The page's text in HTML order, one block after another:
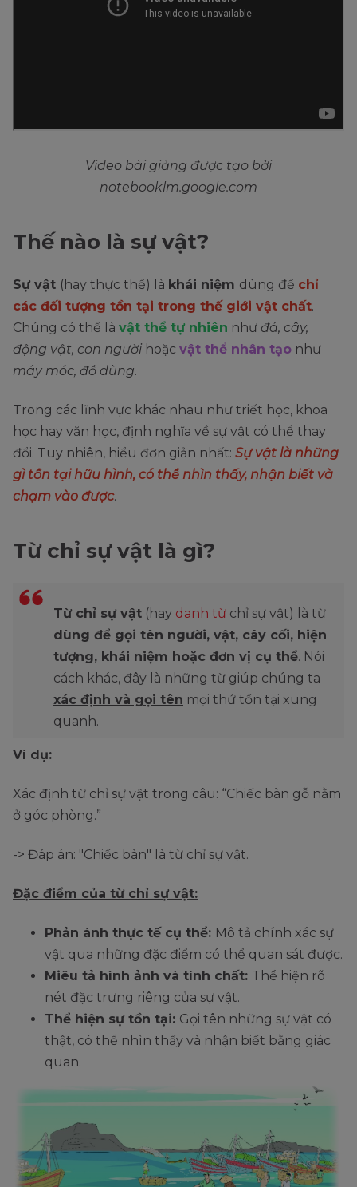
Video bài giảng được tạo bởi
notebooklm.google.com
Thế nào là sự vật?
Sự vật (hay thực thể) là khái niệm dùng để chỉ
các đối tượng tồn tại trong thế giới vật chất.
Chúng có thể là vật thể tự nhiên như đá, cây,
động vật, con người hoặc vật thể nhân tạo như
máy móc, đồ dùng.
Trong các lĩnh vực khác nhau như triết học, khoa
học hay văn học, định nghĩa về sự vật có thể thay
đổi. Tuy nhiên, hiểu đơn giản nhất: Sự vật là những
gì tồn tại hữu hình, có thể nhìn thấy, nhận biết và
chạm vào được.
Từ chỉ sự vật là gì?
Từ chỉ sự vật (hay danh từ chỉ sự vật) là từ
dùng để gọi tên người, vật, cây cối, hiện
tượng, khái niệm hoặc đơn vị cụ thể. Nói
cách khác, đây là những từ giúp chúng ta
xác định và gọi tên mọi thứ tồn tại xung
quanh.
Ví dụ:
Xác định từ chỉ sự vật trong câu: “Chiếc bàn gỗ nằm
ở góc phòng.”
-> Đáp án: "Chiếc bàn" là từ chỉ sự vật.
Đặc điểm của từ chỉ sự vật:
Phản ánh thực tế cụ thể: Mô tả chính xác sự
vật qua những đặc điểm có thể quan sát được.
Miêu tả hình ảnh và tính chất: Thể hiện rõ
nét đặc trưng riêng của sự vật.
Thể hiện sự tồn tại: Gọi tên những sự vật có
thật, có thể nhìn thấy và nhận biết bằng giác
quan.